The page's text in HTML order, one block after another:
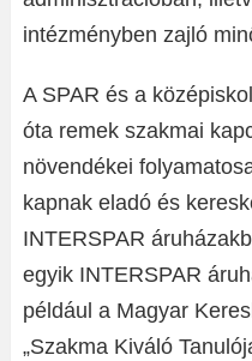
intézményben zajló
A SPAR és a
óta remek szakmai
növendékei
kapnak eladó és
INTERSPAR
egyik INTERSPAR
például a Magyar
„Szakma Kiváló